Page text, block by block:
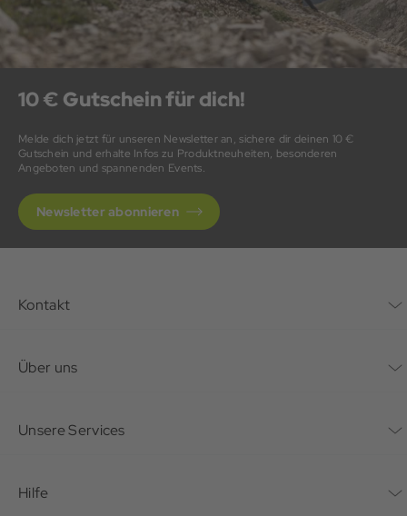
10 € Gutschein für dich!
Melde dich jetzt für unseren Newsletter an, sichere dir deinen 10 €
Gutschein und erhalte Infos zu Produktneuheiten, besonderen
Angeboten und spannenden Events.
Newsletter abonnieren
Kontakt
Über uns
Karriere
Unsere Services
Hilfe